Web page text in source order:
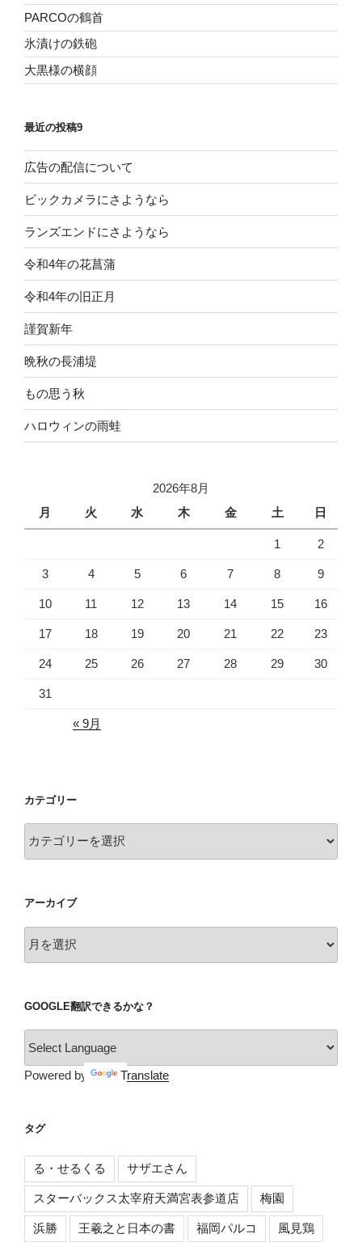
PARCOの鶴首
氷漬けの鉄砲
大黒様の横顔
最近の投稿9
広告の配信について
ビックカメラにさようなら
ランズエンドにさようなら
令和4年の花菖蒲
令和4年の旧正月
謹賀新年
晩秋の長浦堤
もの思う秋
ハロウィンの雨蛙
2026年8月
月
火 水 木 金 土 日
1 2
3 4 5 6 7 8 9
10 11 12 13 14 15 16
17 18 19 20 21 22 23
24 25 26 27 28 29 30
31
« 9月
カテゴリー
テ
ー
アーカイブ
ー
ブ
GOOGLE翻訳できるかな？
Powered by Translate
タグ
る・せるくる サザエさん
スターバックス太宰府天満宮表参道店 梅園
浜勝 王羲之と日本の書 福岡パルコ 風見鶏